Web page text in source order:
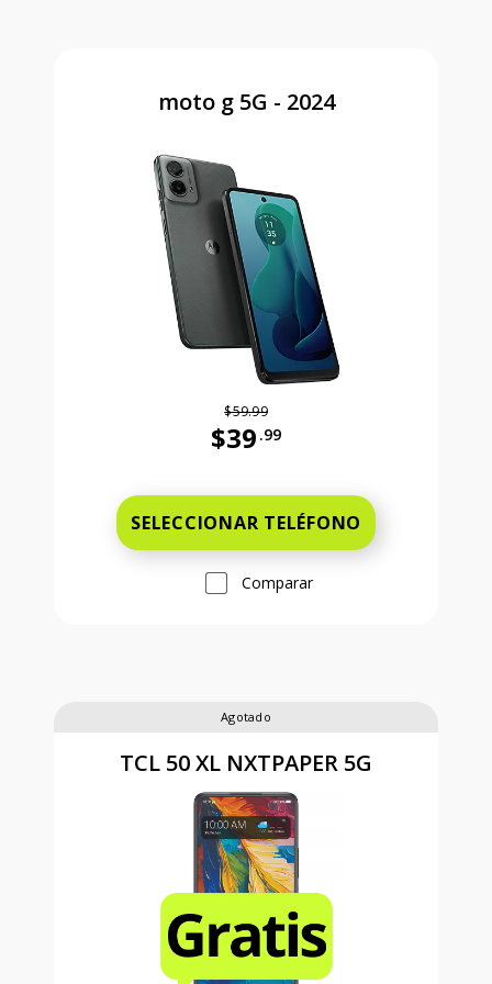
moto g 5G - 2024
$59.99
$39 .99
SELECCIONAR TELÉFONO
Comparar
Agotado
TCL 50 XL NXTPAPER 5G